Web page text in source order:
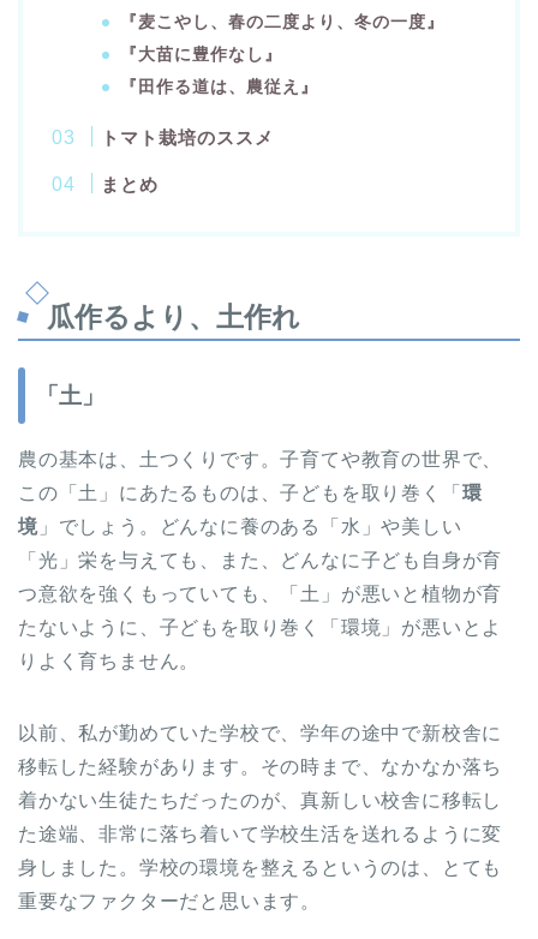
『麦こやし、春の二度より、冬の一度』
『大苗に豊作なし』
『田作る道は、農従え』
トマト栽培のススメ
まとめ
瓜作るより、土作れ
「土」
農の基本は、土つくりです。子育てや教育の世界で、
この「土」にあたるものは、子どもを取り巻く「 環
境」でしょう。どんなに養のある「水」や美しい
「光」栄を与えても、また、どんなに子ども自身が育
つ意欲を強くもっていても、「土」が悪いと植物が育
たないように、子どもを取り巻く「環境」が悪いとよ
りよく育ちません。
以前、私が勤めていた学校で、学年の途中で新校舎に
移転した経験があります。その時まで、なかなか落ち
着かない生徒たちだったのが、真新しい校舎に移転し
た途端、非常に落ち着いて学校生活を送れるように変
身しました。学校の環境を整えるというのは、とても
重要なファクターだと思います。